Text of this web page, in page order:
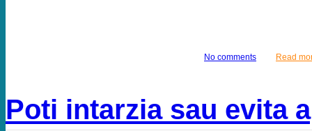
No comments Read
Poti intarzia sau evita